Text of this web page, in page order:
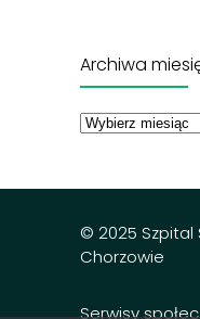
2024.12.27
Dobry posiłek z
Archiwa
miesięczne
© 2025 Szpital
Chorzowie
Serwisy